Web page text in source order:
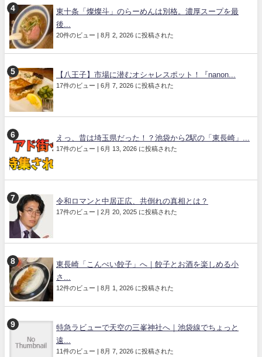
東十条「燦燦斗」のらーめんは別格。濃厚スープを最
後...
20件のビュー | 8月 2, 2026 に投稿された
【八王子】市場に潜むオシャレスポット！『nanon...
17件のビュー | 6月 7, 2026 に投稿された
えっ、昔は埼玉県だった！？池袋から2駅の「東長崎」...
17件のビュー | 6月 13, 2026 に投稿された
令和ロマンと中居正広、共倒れの真相とは？
17件のビュー | 2月 20, 2025 に投稿された
東長崎「こんぺい餃子」へ｜餃子とお酒を楽しめる小
さ...
12件のビュー | 8月 1, 2026 に投稿された
特急ラビューで天空の三峯神社へ｜池袋線でちょっと
遠...
11件のビュー | 8月 7, 2026 に投稿された